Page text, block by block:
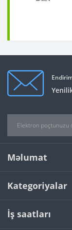
Məlumat
Kategoriyalar
İş saatları